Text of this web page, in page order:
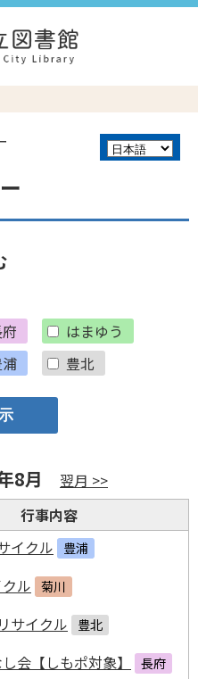
はまゆう
豊北
8月
翌月 >>
行事内容
イクル 豊浦
ル 菊川
サイクル 豊北
会【しもポ対象】 長府